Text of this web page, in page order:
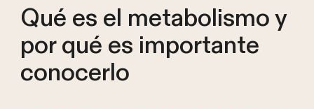
Qué es el metabolismo y
por qué es importante
conocerlo